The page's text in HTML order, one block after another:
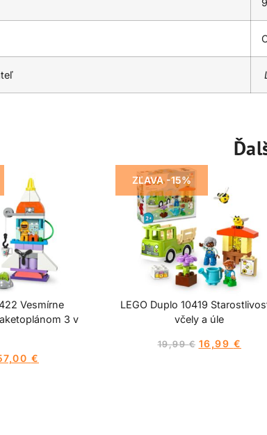
Vesmírne
3 v
€
ZĽAVA -15%
LEGO Duplo 10419
včely a úle
19,99€ 16,99 €